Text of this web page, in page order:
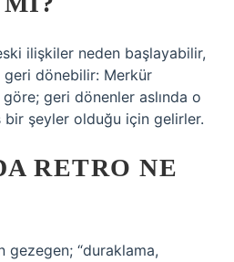
ilişkiler neden başlayabilir,
dönebilir: Merkür
göre; geri dönenler aslında o
şeyler olduğu için gelirler.
RETRO NE
“duraklama,